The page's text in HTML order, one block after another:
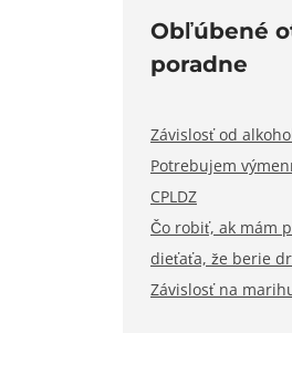
Obľúbené
poradne
Závislosť od
Potrebujem
CPLDZ
Čo robiť, ak mám
dieťaťa, že berie
Závislosť na